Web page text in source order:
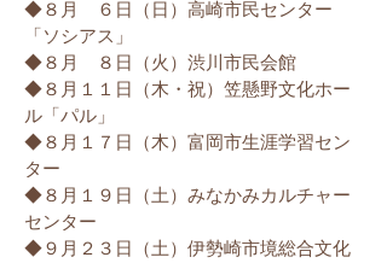
​◆８月 ６日（日）高崎市民センター
「ソシアス 」
◆８月 ８日（火）渋川市民会館
◆８月１１日（木・祝）笠懸野文化ホー
ル「パル」
◆８月１７日（木）富岡市生涯学習セン
ター
◆８月１９日（土）みなかみカルチャー
センター
◆９月２３日（土）伊勢崎市境総合文化